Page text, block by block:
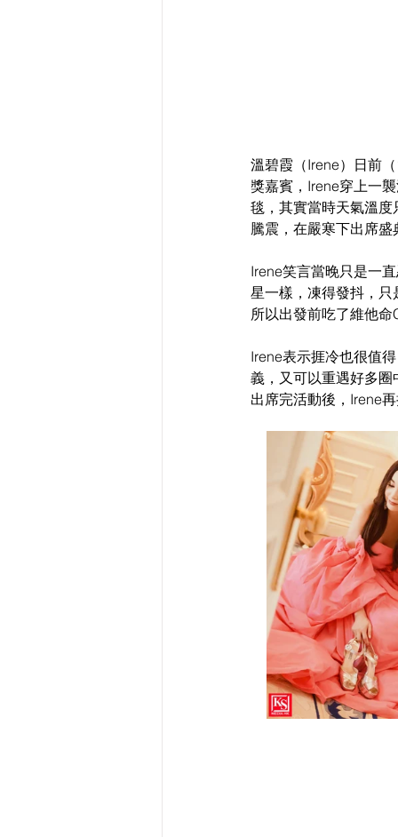
溫碧霞（Irene）日前
獎嘉賓，Irene穿上一
毯，其實當時天氣溫
騰震，在嚴寒下出席
Irene笑言當晚只是一
星一樣，凍得發抖，
所以出發前吃了維他
Irene表示捱冷也很值
義，又可以重遇好多
出席完活動後，Irene